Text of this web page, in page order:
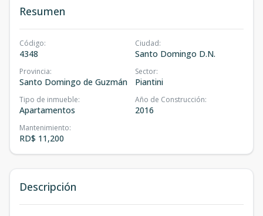
Resumen
Código:
4348
Ciudad:
Santo Domingo D.N.
Provincia:
Santo Domingo de Guzmán
Sector:
Piantini
Tipo de inmueble:
Apartamentos
Año de Construcción:
2016
Mantenimiento:
RD$ 11,200
Descripción